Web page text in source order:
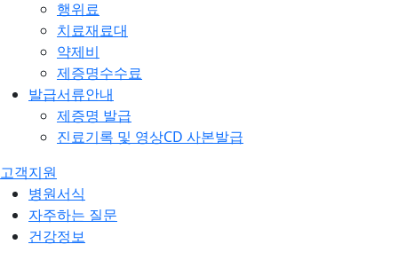
행위료
치료재료대
약제비
제증명수수료
발급서류안내
제증명 발급
진료기록 및 영상CD 사본발급
고객지원
병원서식
자주하는 질문
건강정보